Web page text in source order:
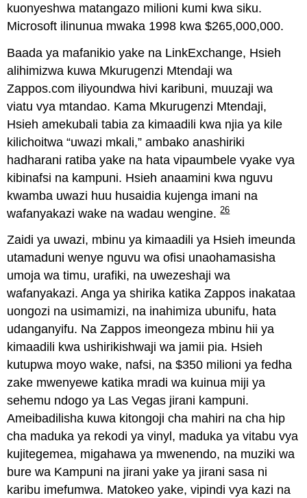
kuonyeshwa matangazo milioni kumi kwa siku.
Microsoft ilinunua mwaka 1998 kwa $265,000,000.
Baada ya mafanikio yake na LinkExchange, Hsieh
alihimizwa kuwa Mkurugenzi Mtendaji wa
Zappos.com iliyoundwa hivi karibuni, muuzaji wa
viatu vya mtandao. Kama Mkurugenzi Mtendaji,
Hsieh amekubali tabia za kimaadili kwa njia ya kile
kilichoitwa “uwazi mkali,” ambako anashiriki
hadharani ratiba yake na hata vipaumbele vyake vya
kibinafsi na kampuni. Hsieh anaamini kwa nguvu
kwamba uwazi huu husaidia kujenga imani na
wafanyakazi wake na wadau wengine.26
Zaidi ya uwazi, mbinu ya kimaadili ya Hsieh imeunda
utamaduni wenye nguvu wa ofisi unaohamasisha
umoja wa timu, urafiki, na uwezeshaji wa
wafanyakazi. Anga ya shirika katika Zappos inakataa
uongozi na usimamizi, na inahimiza ubunifu, hata
udanganyifu. Na Zappos imeongeza mbinu hii ya
kimaadili kwa ushirikishwaji wa jamii pia. Hsieh
kutupwa moyo wake, nafsi, na $350 milioni ya fedha
zake mwenyewe katika mradi wa kuinua miji ya
sehemu ndogo ya Las Vegas jirani kampuni.
Ameibadilisha kuwa kitongoji cha mahiri na cha hip
cha maduka ya rekodi ya vinyl, maduka ya vitabu vya
kujitegemea, migahawa ya mwenendo, na muziki wa
bure wa Kampuni na jirani yake ya jirani sasa ni
karibu imefumwa. Matokeo yake, vipindi vya kazi na